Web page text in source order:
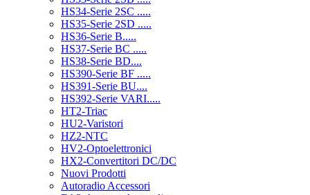
HS34-Serie 2SC .....
HS35-Serie 2SD .....
HS36-Serie B.....
HS37-Serie BC .....
HS38-Serie BD....
HS390-Serie BF .....
HS391-Serie BU....
HS392-Serie VARI.....
HT2-Triac
HU2-Varistori
HZ2-NTC
HV2-Optoelettronici
HX2-Convertitori DC/DC
Nuovi Prodotti
Autoradio Accessori